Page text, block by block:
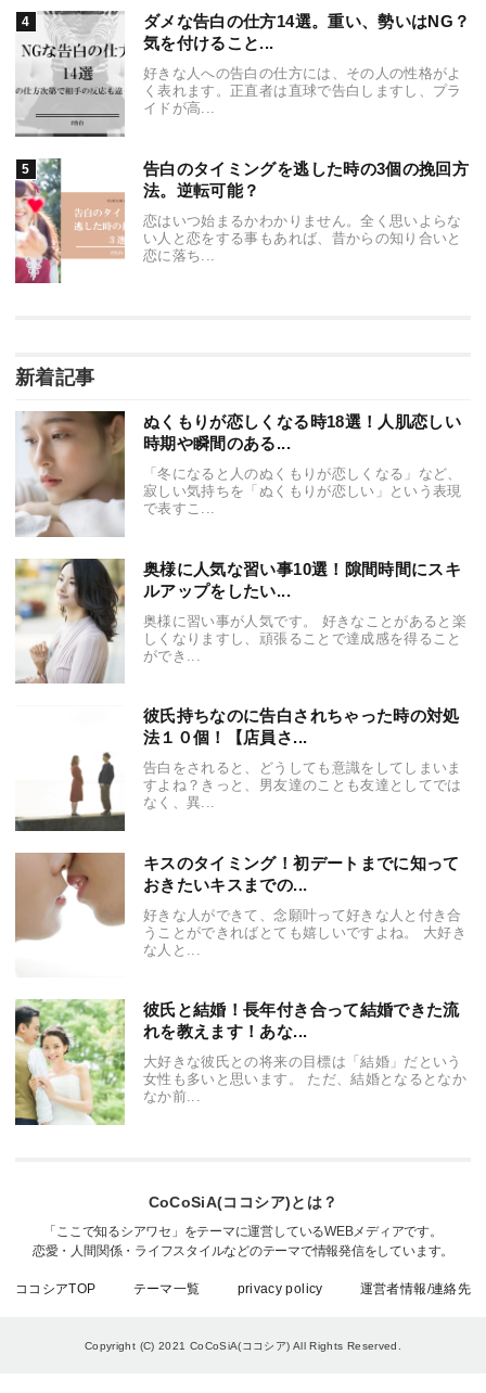
ダメな告白の仕方14選。重い、勢いはNG？
気を付けること...
好きな人への告白の仕方には、その人の性格がよ
く表れます。正直者は直球で告白しますし、プラ
イドが高...
告白のタイミングを逃した時の3個の挽回方
法。逆転可能？
恋はいつ始まるかわかりません。全く思いよらな
い人と恋をする事もあれば、昔からの知り合いと
恋に落ち...
新着記事
ぬくもりが恋しくなる時18選！人肌恋しい
時期や瞬間のある...
「冬になると人のぬくもりが恋しくなる」など、
寂しい気持ちを「ぬくもりが恋しい」という表現
で表すこ...
奥様に人気な習い事10選！隙間時間にスキ
ルアップをしたい...
奥様に習い事が人気です。 好きなことがあると楽
しくなりますし、頑張ることで達成感を得ること
ができ...
彼氏持ちなのに告白されちゃった時の対処
法１０個！【店員さ...
告白をされると、どうしても意識をしてしまいま
すよね？きっと、男友達のことも友達としてでは
なく、異...
キスのタイミング！初デートまでに知って
おきたいキスまでの...
好きな人ができて、念願叶って好きな人と付き合
うことができればとても嬉しいですよね。 大好き
な人と...
彼氏と結婚！長年付き合って結婚できた流
れを教えます！あな...
大好きな彼氏との将来の目標は「結婚」だという
女性も多いと思います。 ただ、結婚となるとなか
なか前...
ココシアTOP テーマ一覧 privacy policy 運営者情報/連絡先
CoCoSiA(ココシア)とは？
「ここで知るシアワセ」をテーマに運営しているWEBメディアです。
恋愛・人間関係・ライフスタイルなどのテーマで情報発信をしています。
Copyright (C) 2021 CoCoSiA(ココシア) All Rights Reserved.